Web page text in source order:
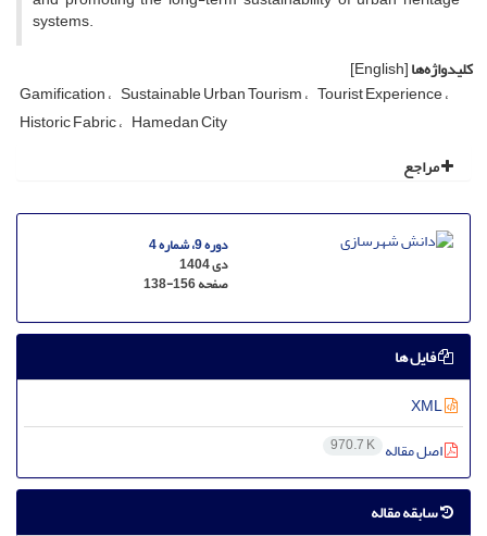
systems.
کلیدواژه‌ها[English]
Gamification Sustainable Urban Tourism Tourist Experience
Historic Fabric Hamedan City
مراجع
دوره 9، شماره 4
دی 1404
صفحه138-156
فایل ها
اصل مقاله 970.7 K
سابقه مقاله